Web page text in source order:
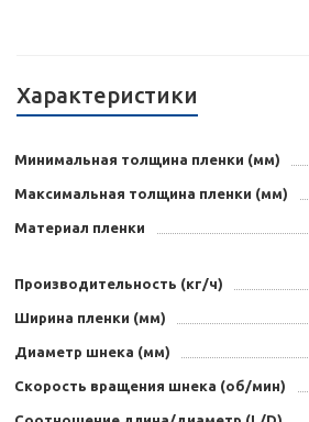
Характеристики
Минимальная толщина пленки (мм)
Максимальная толщина пленки (мм)
Материал пленки
Производительность (кг/ч)
Ширина пленки (мм)
Диаметр шнека (мм)
Скорость вращения шнека (об/мин)